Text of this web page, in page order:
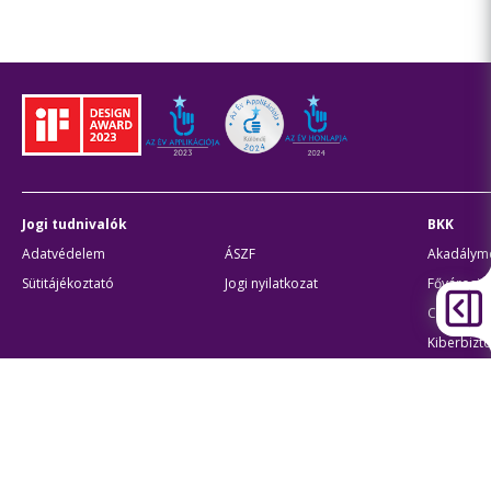
Jogi tudnivalók
Adatvédelem
ÁSZF
Sütitájékoztató
Jogi nyilatkozat
BKK
Fővárosi
Civil